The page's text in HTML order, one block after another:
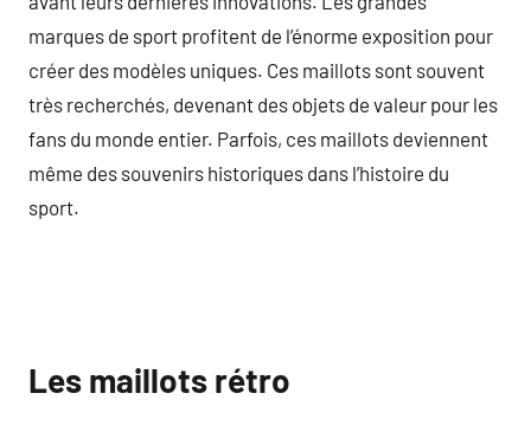
marques de sport profitent de l’énorme exposition pour
créer des modèles uniques. Ces maillots sont souvent
très recherchés, devenant des objets de valeur pour les
fans du monde entier. Parfois, ces maillots deviennent
même des souvenirs historiques dans l’histoire du
sport.
Les maillots rétro